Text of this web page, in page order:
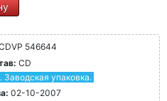
546644
CD
Заводская упаковка.
02-10-2007